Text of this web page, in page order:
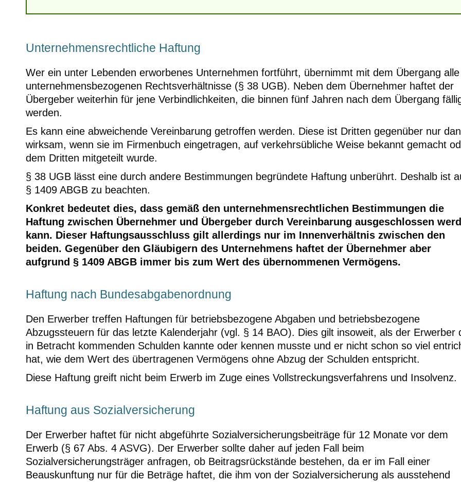
Unternehmensrechtliche Haftung
Wer ein unter Lebenden erworbenes Unternehmen fortführt, übernimmt mit dem Übergang alle
unternehmensbezogenen Rechtsverhältnisse (§ 38 UGB). Neben dem Übernehmer haftet der
Übergeber weiterhin für jene Verbindlichkeiten, die binnen fünf Jahren nach dem Übergang
werden.
Es kann eine abweichende Vereinbarung getroffen werden. Diese ist Dritten gegenüber nur
wirksam, wenn sie im Firmenbuch eingetragen, auf verkehrsübliche Weise bekannt gemacht
dem Dritten mitgeteilt wurde.
§ 38 UGB lässt eine durch andere Bestimmungen begründete Haftung unberührt. Deshalb ist
§ 1409 ABGB zu beachten.
Konkret bedeutet dies, dass gemäß den unternehmensrechtlichen Bestimmungen die
Haftung zwischen Übernehmer und Übergeber durch Vereinbarung ausgeschlossen
kann. Dieser Haftungsausschluss gilt allerdings nur im Innenverhältnis zwischen den
beiden. Gegenüber den Gläubigern des Unternehmens haftet der Übernehmer aber
aufgrund § 1409 ABGB immer bis zum Wert des übernommenen Vermögens.
Haftung nach Bundesabgabenordnung
Den Erwerber treffen Haftungen für betriebsbezogene Abgaben und betriebsbezogene
Abzugssteuern für das letzte Kalenderjahr (vgl. § 14 BAO). Dies gilt insoweit, als der Erwerber
in Betracht kommenden Schulden kannte oder kennen musste und er nicht schon so viel
hat, wie dem Wert des übertragenen Vermögens ohne Abzug der Schulden entspricht.
Diese Haftung greift nicht beim Erwerb im Zuge eines Vollstreckungsverfahrens und Insolvenz.
Haftung aus Sozialversicherung
Der Erwerber haftet für nicht abgeführte Sozialversicherungsbeiträge für 12 Monate vor dem
Erwerb (§ 67 Abs. 4 ASVG). Der Erwerber sollte daher auf jeden Fall beim
Sozialversicherungsträger anfragen, ob Beitragsrückstände bestehen, da er im Fall einer
Beauskunftung nur für die Beträge haftet, die ihm von der Sozialversicherung als ausstehend